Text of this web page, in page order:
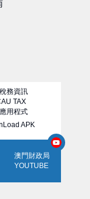
務資訊
TAX
用程式
APK
澳門財政局
YOUTUBE